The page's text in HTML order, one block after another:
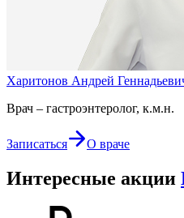
Харитонов Андрей
Врач – гастроэнтеролог, к.м.н.
Записаться О враче
Интересные акции